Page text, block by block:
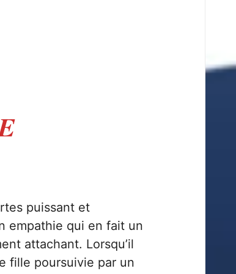
puissant et
empathie qui en fait un
attachant. Lorsqu’il
fille poursuivie par un